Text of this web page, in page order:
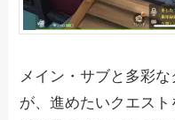
メイン・サブと多彩
が、進めたいクエス